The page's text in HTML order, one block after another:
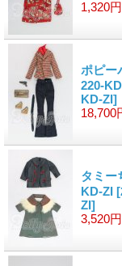
1,320円
ポピー
220-
KD-ZI]
18,700
タミー
KD-ZI
ZI]
3,520円